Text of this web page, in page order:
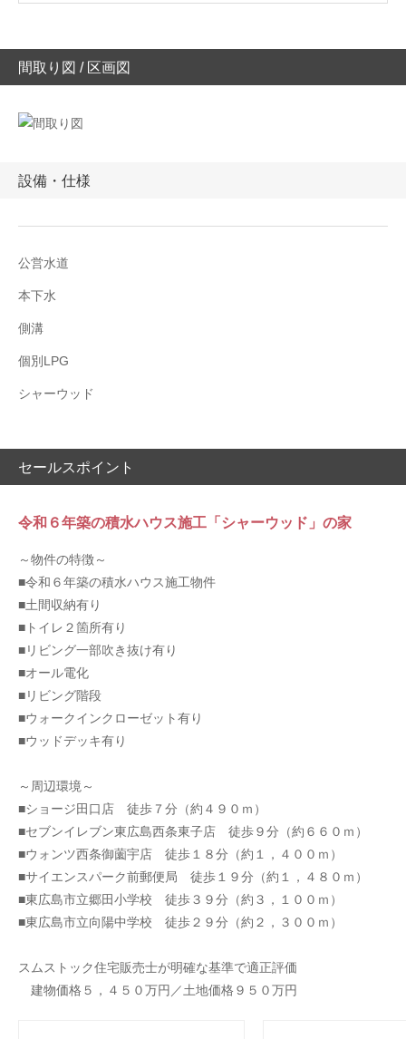
間取り図 / 区画図
設備・仕様
公営水道
本下水
側溝
個別LPG
シャーウッド
セールスポイント
令和６年築の積水ハウス施工「シャーウッド」の家
～物件の特徴～
■令和６年築の積水ハウス施工物件
■土間収納有り
■トイレ２箇所有り
■リビング一部吹き抜け有り
■オール電化
■リビング階段
■ウォークインクローゼット有り
■ウッドデッキ有り
～周辺環境～
■ショージ田口店 徒歩７分（約４９０ｍ）
■セブンイレブン東広島西条東子店 徒歩９分（約６６０ｍ）
■ウォンツ西条御薗宇店 徒歩１８分（約１，４００ｍ）
■サイエンスパーク前郵便局 徒歩１９分（約１，４８０ｍ）
■東広島市立郷田小学校 徒歩３９分（約３，１００ｍ）
■東広島市立向陽中学校 徒歩２９分（約２，３００ｍ）
スムストック住宅販売士が明確な基準で適正評価
建物価格５，４５０万円／土地価格９５０万円